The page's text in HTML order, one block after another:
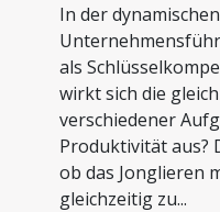
In der
als
wirkt sich die
verschiedener
Produktivität aus?
ob das Jonglieren
gleichzeitig zu...